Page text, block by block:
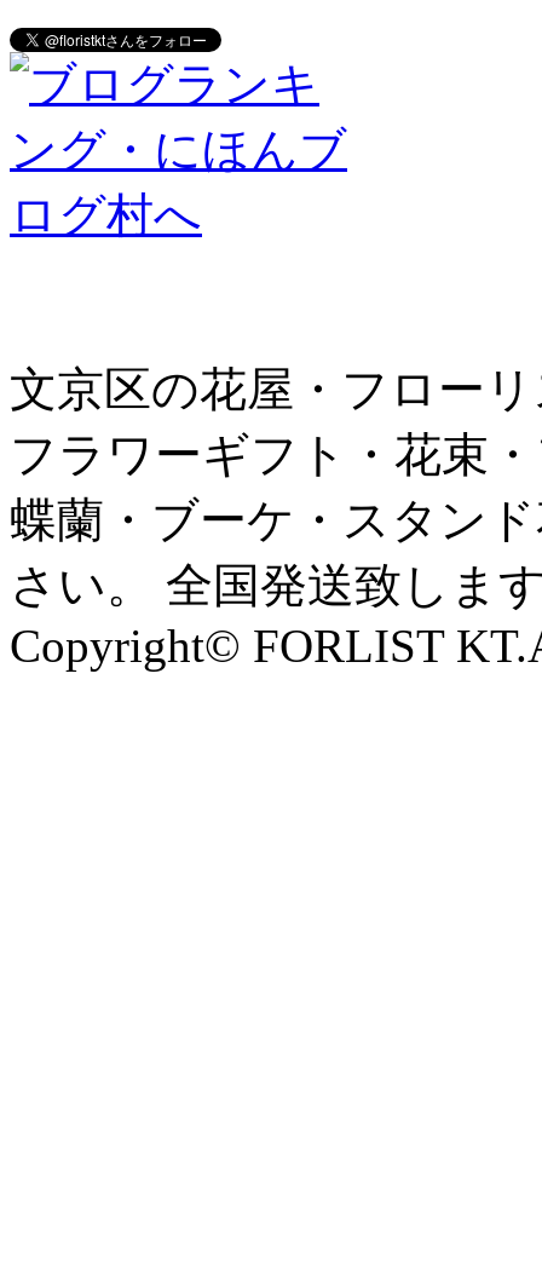
文京区の花屋・フロー
フラワーギフト・花束
蝶蘭・ブーケ・スタン
さい。 全国発送致しま
Copyright© FORLIST